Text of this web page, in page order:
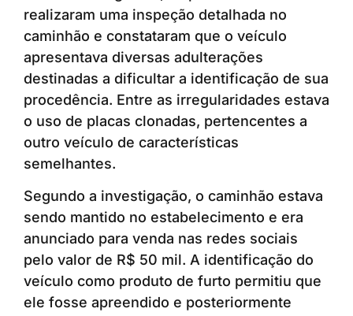
realizaram uma inspeção detalhada no
caminhão e constataram que o veículo
apresentava diversas adulterações
destinadas a dificultar a identificação de sua
procedência. Entre as irregularidades estava
o uso de placas clonadas, pertencentes a
outro veículo de características
semelhantes.
Segundo a investigação, o caminhão estava
sendo mantido no estabelecimento e era
anunciado para venda nas redes sociais
pelo valor de R$ 50 mil. A identificação do
veículo como produto de furto permitiu que
ele fosse apreendido e posteriormente